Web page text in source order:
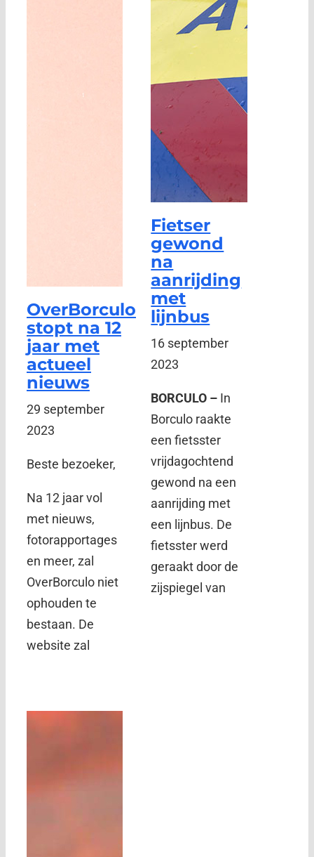
OverBorculo
stopt na 12
jaar met
actueel
nieuws
29 september
2023
Beste bezoeker,
Na 12 jaar vol
met nieuws,
fotorapportages
en meer, zal
OverBorculo niet
ophouden te
bestaan. De
website zal
Fietser
gewond
na
aanrijding
met
lijnbus
16 september
2023
BORCULO – In
Borculo raakte
een fietsster
vrijdagochtend
gewond na een
aanrijding met
een lijnbus. De
fietsster werd
geraakt door de
zijspiegel van